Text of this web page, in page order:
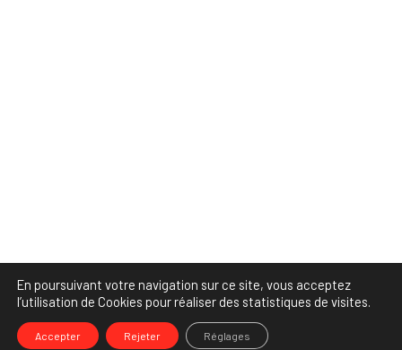
En poursuivant votre navigation sur ce site, vous acceptez
l’utilisation de Cookies pour réaliser des statistiques de visites.
Accepter Rejeter Réglages